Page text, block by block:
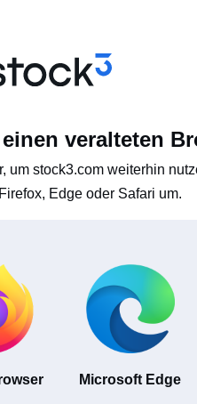
veralteten
um stock3.com weiterhin
Edge oder Safari um.
Microsoft Edge